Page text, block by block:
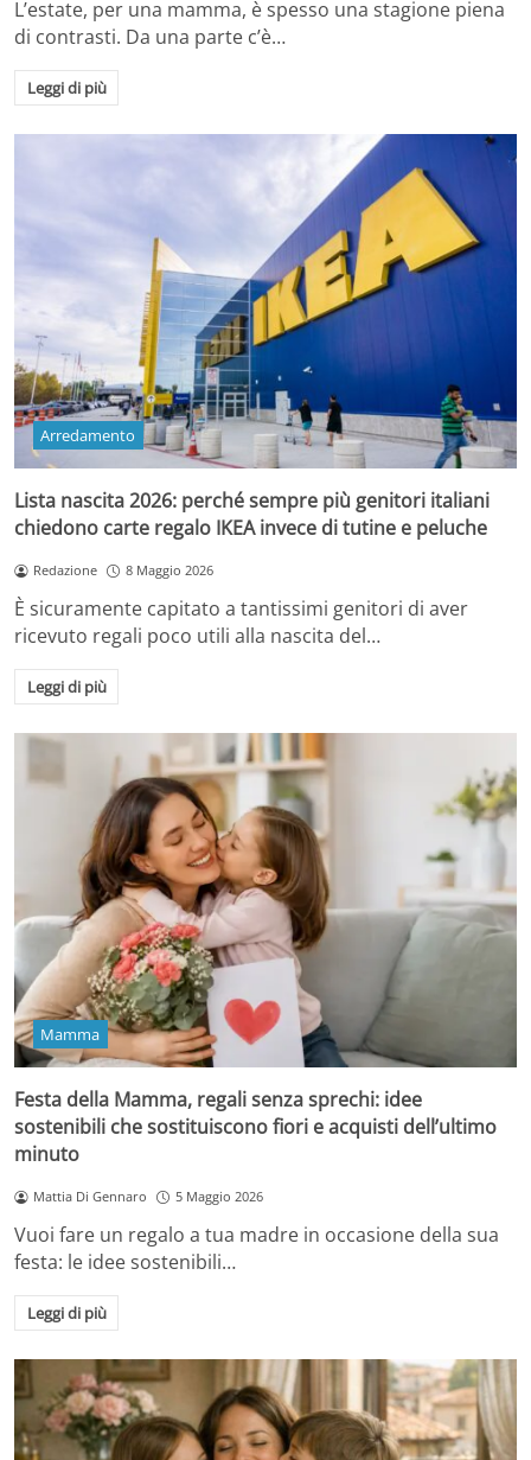
L’estate, per una mamma, è spesso una stagione piena
di contrasti. Da una parte c’è…
Leggi di più
Arredamento
Lista nascita 2026: perché sempre più genitori italiani
chiedono carte regalo IKEA invece di tutine e peluche
Redazione 8 Maggio 2026
È sicuramente capitato a tantissimi genitori di aver
ricevuto regali poco utili alla nascita del…
Leggi di più
Mamma
Festa della Mamma, regali senza sprechi: idee
sostenibili che sostituiscono fiori e acquisti dell’ultimo
minuto
Mattia Di Gennaro 5 Maggio 2026
Vuoi fare un regalo a tua madre in occasione della sua
festa: le idee sostenibili…
Leggi di più